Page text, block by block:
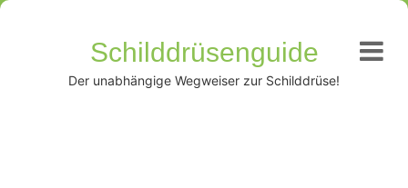
Schilddrüsenguide
Der unabhängige Wegweiser zur Schilddrüse!